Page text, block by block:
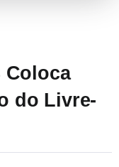
Coloca
do Livre-